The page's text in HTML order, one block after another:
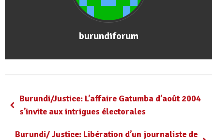
burundiforum
Burundi/Justice: L’affaire Gatumba d’août 2004
s’invite aux intrigues électorales
Burundi/ Justice: Libération d’un journaliste de